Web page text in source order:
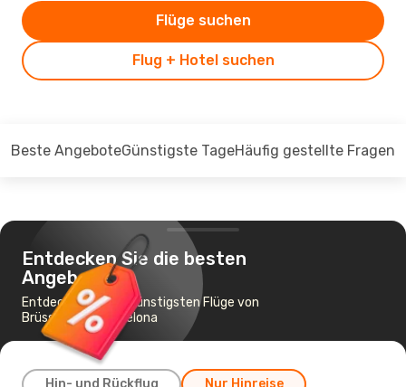
Flug + Hotel suchen
Flüge suchen
Beste AngeboteGünstigste TageHäufig gestellte Fragen
Entdecken Sie die besten
Angebote
Entdecken Sie die günstigsten Flüge von
Brüssel nach Barcelona
Hin- und Rückflug Nur Hinreise